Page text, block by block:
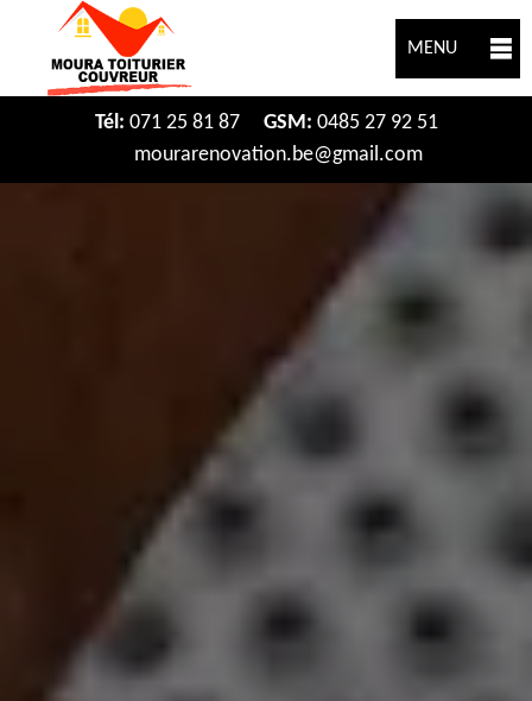
MENU
Tél: 071 25 81 87 GSM: 0485 27 92 51
mourarenovation.be@gmail.com